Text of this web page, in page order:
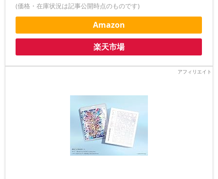
(価格・在庫状況は記事公開時点のものです)
Amazon
楽天市場